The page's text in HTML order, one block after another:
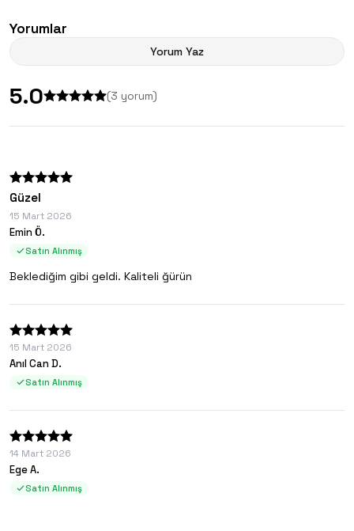
Yorumlar
Yorum Yaz
5.0 (3 yorum)
Güzel
15 Mart 2026
Emin Ö.
Satın Alınmış
Beklediğim gibi geldi. Kaliteli ğürün
15 Mart 2026
Anıl Can D.
Satın Alınmış
14 Mart 2026
Ege A.
Satın Alınmış